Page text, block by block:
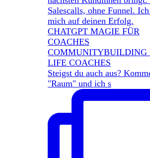
Steigst du auch aus?
"Raum" und ich s